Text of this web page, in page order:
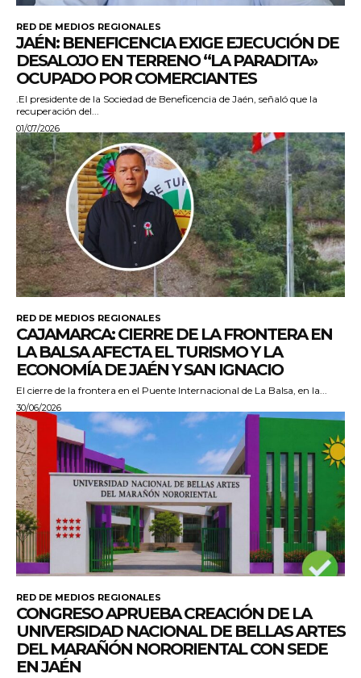
RED DE MEDIOS REGIONALES
JAÉN: BENEFICENCIA EXIGE EJECUCIÓN DE
DESALOJO EN TERRENO “LA PARADITA»
OCUPADO POR COMERCIANTES
.El presidente de la Sociedad de Beneficencia de Jaén, señaló que la
recuperación del...
01/07/2026
RED DE MEDIOS REGIONALES
CAJAMARCA: CIERRE DE LA FRONTERA EN
LA BALSA AFECTA EL TURISMO Y LA
ECONOMÍA DE JAÉN Y SAN IGNACIO
El cierre de la frontera en el Puente Internacional de La Balsa, en la...
30/06/2026
RED DE MEDIOS REGIONALES
CONGRESO APRUEBA CREACIÓN DE LA
UNIVERSIDAD NACIONAL DE BELLAS ARTES
DEL MARAÑÓN NORORIENTAL CON SEDE
EN JAÉN